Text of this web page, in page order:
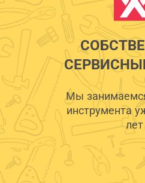
Мы
инструмента
лет